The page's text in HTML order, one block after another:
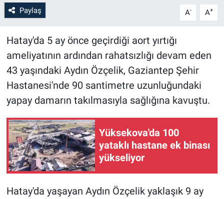
Paylaş A- A+
Hatay'da 5 ay önce geçirdiği aort yırtığı
ameliyatının ardından rahatsızlığı devam eden
43 yaşındaki Aydın Özçelik, Gaziantep Şehir
Hastanesi'nde 90 santimetre uzunluğundaki
yapay damarın takılmasıyla sağlığına kavuştu.
Yüksekova'da 100
yataklı hastane ek binası
yükseliyor
Hatay'da yaşayan Aydın Özçelik yaklaşık 9 ay